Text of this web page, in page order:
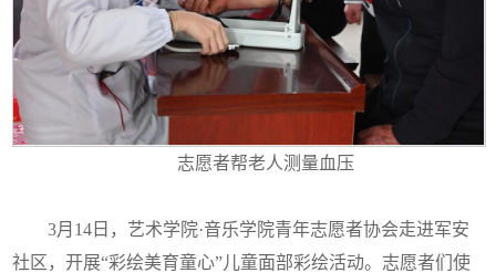
志愿者帮老人测量血压
3月14日，艺术学院·音乐学院青年志愿者协会走进军安
社区，开展“彩绘美育童心”儿童面部彩绘活动。志愿者们使